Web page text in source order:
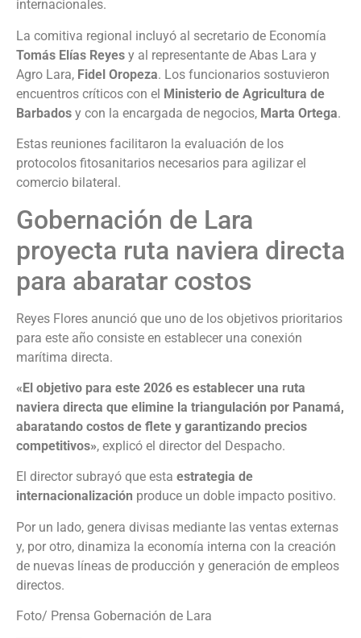
internacionales.
La comitiva regional incluyó al secretario de Economía
Tomás Elías Reyes y al representante de Abas Lara y
Agro Lara, Fidel Oropeza. Los funcionarios sostuvieron
encuentros críticos con el Ministerio de Agricultura de
Barbados y con la encargada de negocios, Marta Ortega.
Estas reuniones facilitaron la evaluación de los
protocolos fitosanitarios necesarios para agilizar el
comercio bilateral.
Gobernación de Lara
proyecta ruta naviera directa
para abaratar costos
Reyes Flores anunció que uno de los objetivos prioritarios
para este año consiste en establecer una conexión
marítima directa.
«El objetivo para este 2026 es establecer una ruta
naviera directa que elimine la triangulación por Panamá,
abaratando costos de flete y garantizando precios
competitivos», explicó el director del Despacho.
El director subrayó que esta estrategia de
internacionalización produce un doble impacto positivo.
Por un lado, genera divisas mediante las ventas externas
y, por otro, dinamiza la economía interna con la creación
de nuevas líneas de producción y generación de empleos
directos.
Foto/ Prensa Gobernación de Lara